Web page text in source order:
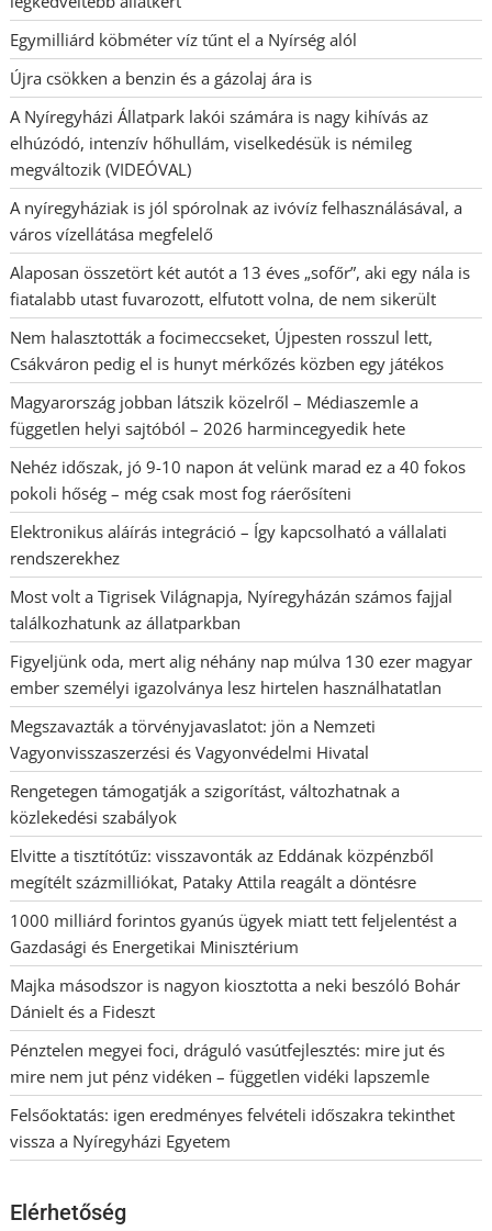
Egymilliárd köbméter víz tűnt el a Nyírség alól
Újra csökken a benzin és a gázolaj ára is
A Nyíregyházi Állatpark lakói számára is nagy kihívás az
elhúzódó, intenzív hőhullám, viselkedésük is némileg
megváltozik (VIDEÓVAL)
A nyíregyháziak is jól spórolnak az ivóvíz felhasználásával, a
város vízellátása megfelelő
Alaposan összetört két autót a 13 éves „sofőr”, aki egy nála is
fiatalabb utast fuvarozott, elfutott volna, de nem sikerült
Nem halasztották a focimeccseket, Újpesten rosszul lett,
Csákváron pedig el is hunyt mérkőzés közben egy játékos
Magyarország jobban látszik közelről – Médiaszemle a
független helyi sajtóból – 2026 harmincegyedik hete
Nehéz időszak, jó 9-10 napon át velünk marad ez a 40 fokos
pokoli hőség – még csak most fog ráerősíteni
Elektronikus aláírás integráció – Így kapcsolható a vállalati
rendszerekhez
Most volt a Tigrisek Világnapja, Nyíregyházán számos fajjal
találkozhatunk az állatparkban
Figyeljünk oda, mert alig néhány nap múlva 130 ezer magyar
ember személyi igazolványa lesz hirtelen használhatatlan
Megszavazták a törvényjavaslatot: jön a Nemzeti
Vagyonvisszaszerzési és Vagyonvédelmi Hivatal
Rengetegen támogatják a szigorítást, változhatnak a
közlekedési szabályok
Elvitte a tisztítótűz: visszavonták az Eddának közpénzből
megítélt százmilliókat, Pataky Attila reagált a döntésre
1000 milliárd forintos gyanús ügyek miatt tett feljelentést a
Gazdasági és Energetikai Minisztérium
Majka másodszor is nagyon kiosztotta a neki beszóló Bohár
Dánielt és a Fideszt
Pénztelen megyei foci, dráguló vasútfejlesztés: mire jut és
mire nem jut pénz vidéken – független vidéki lapszemle
Felsőoktatás: igen eredményes felvételi időszakra tekinthet
vissza a Nyíregyházi Egyetem
Elérhetőség